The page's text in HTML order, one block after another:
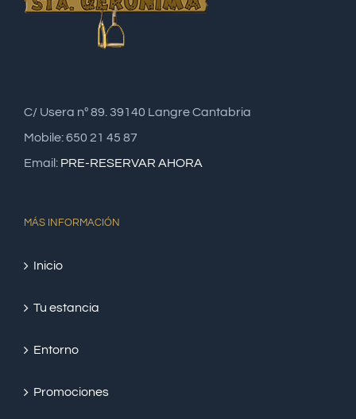
C/ Usera nº 89. 39140 Langre Cantabria
Mobile: 650 21 45 87
Email: PRE-RESERVAR AHORA
MÁS INFORMACIÓN
Inicio
Tu estancia
Entorno
Promociones